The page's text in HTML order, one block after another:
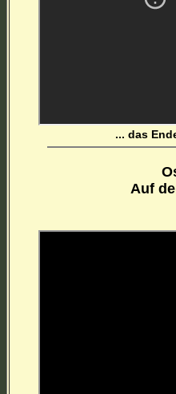
... das
Auf